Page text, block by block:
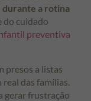
durante a rotina
do cuidado
preventiva
presos a listas
das famílias.
gerar frustração